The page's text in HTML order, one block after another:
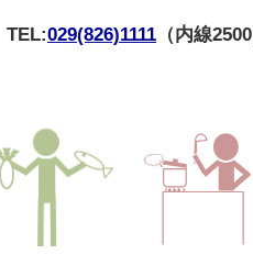
TEL:029(826)1111 （内線2500